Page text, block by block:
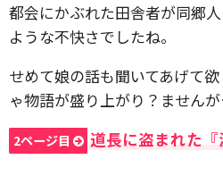
都会にかぶれた田舎者が同郷
ような不快さでしたね。
せめて娘の話も聞いてあげて
ゃ物語が盛り上がり？ません
2ページ目 道長に盗まれた